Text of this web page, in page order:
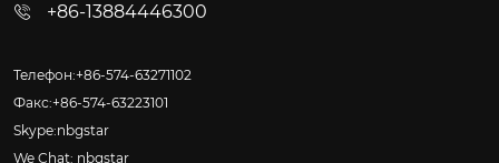
+86-13884446300
Телефон:+86-574-63271102
Факс:+86-574-63223101
Skype:nbgstar
We Chat: nbgstar